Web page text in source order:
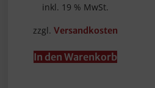
inkl. 19 % MwSt.
zzgl.Versandkosten
In den Warenkorb